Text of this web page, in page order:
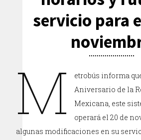
servicio para
M
etrobús informa
Aniversario de la
Mexicana, este
operará el 20 de
algunas modificaciones en su